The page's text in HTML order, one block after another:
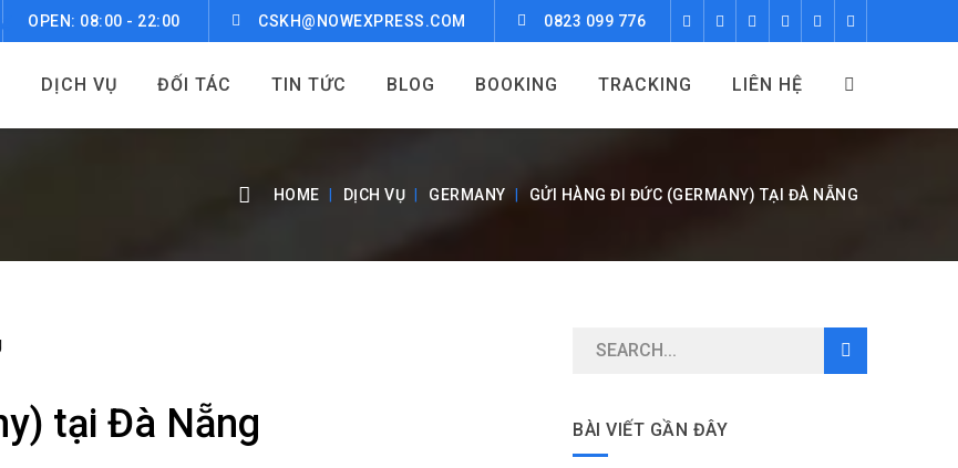
OPEN: 08:00 - 22:00 CSKH@NOWEXPRESS.COM 0823 099 776
DỊCH VỤ ĐỐI TÁC TIN TỨC BLOG BOOKING TRACKING LIÊN HỆ
HOME DỊCH VỤ GERMANY GỬI HÀNG ĐI ĐỨC (GERMANY) TẠI ĐÀ NẴNG
tại Đà Nẵng BÀI VIẾT GẦN ĐÂY